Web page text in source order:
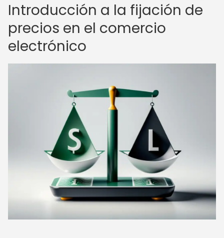
Introducción a la fijación de
precios en el comercio
electrónico